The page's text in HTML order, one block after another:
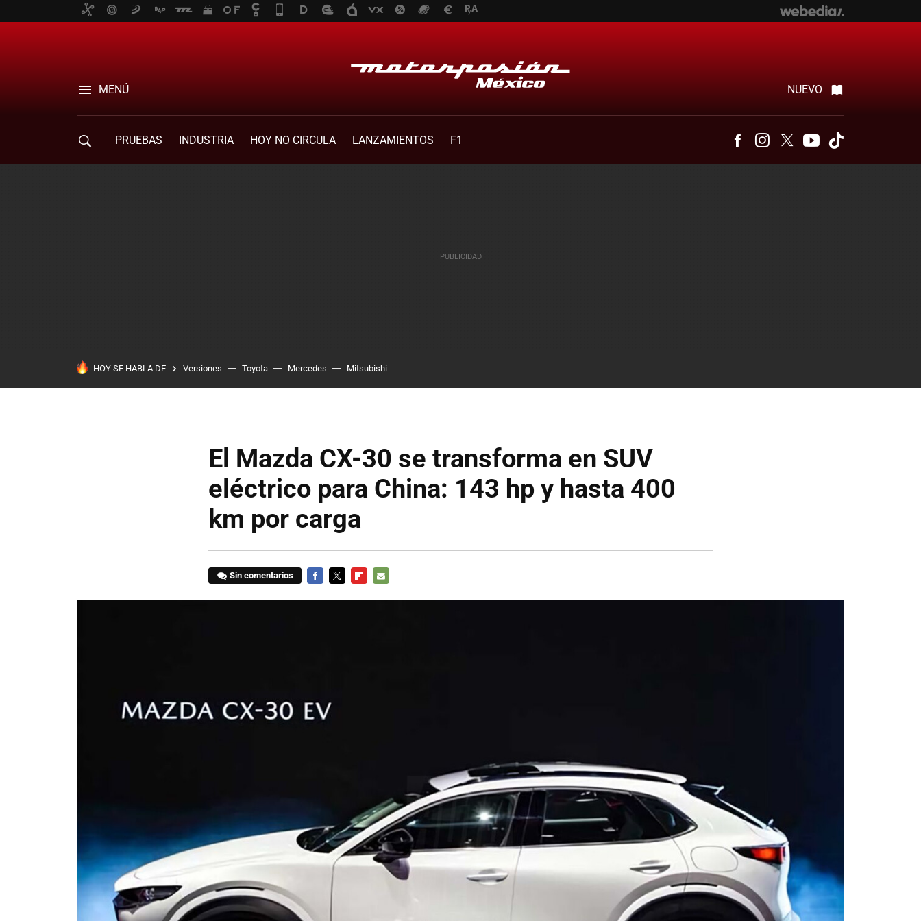
MENÚ NUEVO
PRUEBAS INDUSTRIA HOY NO CIRCULA LANZAMIENTOS F1 FacebookInstagram
Twitter Youtube
HOY SE HABLA DE Versiones Toyota Mercedes Mitsubishi
El Mazda CX-30 se transforma en SUV
eléctrico para China: 143 hp y hasta 400
km por carga
Sin comentarios